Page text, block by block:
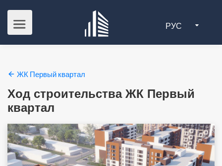
РУС
ЖК Первый квартал
Ход строительства ЖК Первый
квартал